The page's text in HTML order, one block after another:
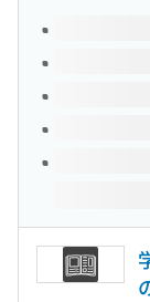
Volumes of this